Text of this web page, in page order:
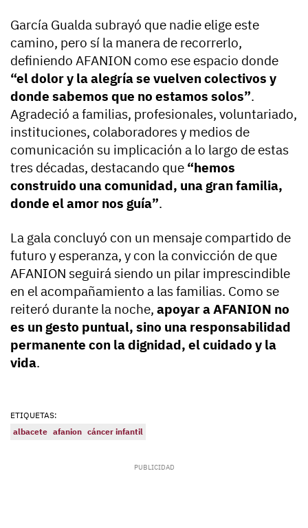
García Gualda subrayó que nadie elige este
camino, pero sí la manera de recorrerlo,
definiendo AFANION como ese espacio donde
“el dolor y la alegría se vuelven colectivos y
donde sabemos que no estamos solos”.
Agradeció a familias, profesionales, voluntariado,
instituciones, colaboradores y medios de
comunicación su implicación a lo largo de estas
tres décadas, destacando que “hemos
construido una comunidad, una gran familia,
donde el amor nos guía”.
La gala concluyó con un mensaje compartido de
futuro y esperanza, y con la convicción de que
AFANION seguirá siendo un pilar imprescindible
en el acompañamiento a las familias. Como se
reiteró durante la noche, apoyar a AFANION no
es un gesto puntual, sino una responsabilidad
permanente con la dignidad, el cuidado y la
vida.
ETIQUETAS:
albacete afanion cáncer infantil